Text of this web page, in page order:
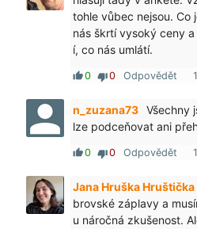
tohle vůbec nejsou. Co
nás škrtí vysoký ceny
í, co nás umlátí.
thumb_up0 thumb_down0 Odpovědět
n_zuzana73 Všechny
lze podceňovat ani
thumb_up0 thumb_down0 Odpovědět
Jana Hruška Hruštička
brovské záplavy a
u náročná zkušenost.